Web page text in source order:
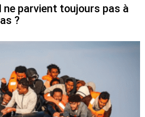
ne parvient toujours pas à
?